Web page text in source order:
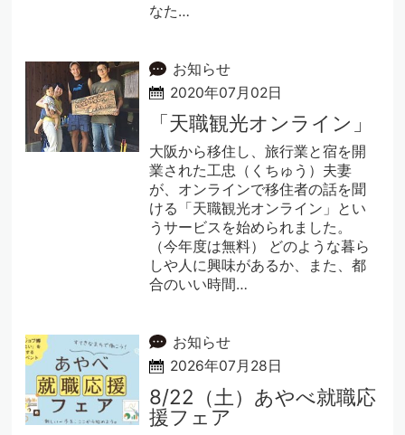
なた…
お知らせ
2020年07月02日
「天職観光オンライン」
大阪から移住し、旅行業と宿を開
業された工忠（くちゅう）夫妻
が、オンラインで移住者の話を聞
ける「天職観光オンライン」とい
うサービスを始められました。
（今年度は無料） どのような暮ら
しや人に興味があるか、また、都
合のいい時間…
お知らせ
2026年07月28日
8/22（土）あやべ就職応
援フェア